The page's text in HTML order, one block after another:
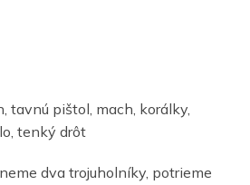
tavnú pištol, mach, korálky,
tenký drôt
dva trojuholníky, potrieme